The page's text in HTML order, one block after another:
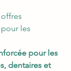
les
pour les
dentaires et